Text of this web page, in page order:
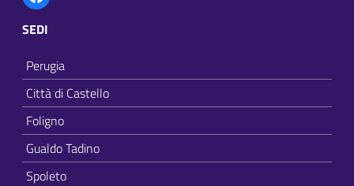
SEDI
Perugia
Città di Castello
Foligno
Gualdo Tadino
Spoleto